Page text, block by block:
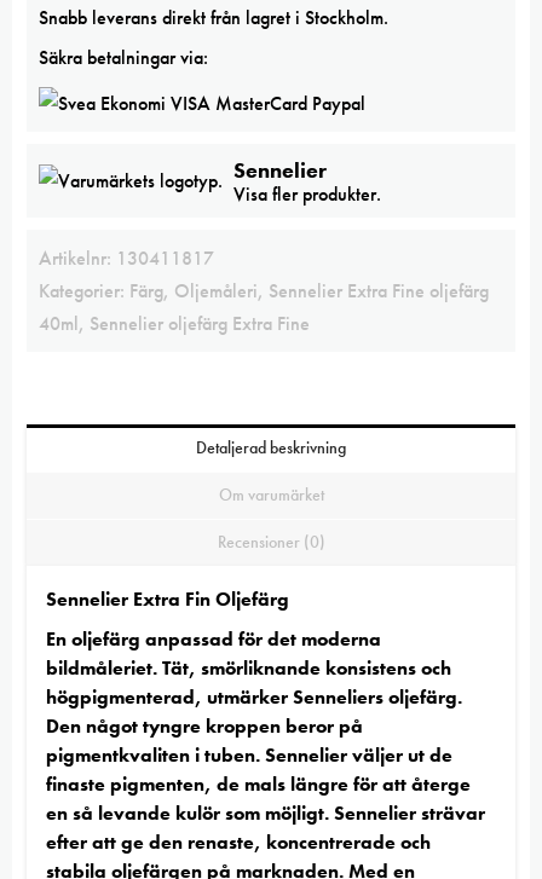
warm
mängd
Snabb leverans direkt från lagret i Stockholm.
Säkra betalningar via:
Sennelier
Visa fler produkter.
Artikelnr: 130411817
Kategorier: Färg, Oljemåleri, Sennelier Extra Fine oljefärg
40ml, Sennelier oljefärg Extra Fine
Detaljerad beskrivning
Om varumärket
Recensioner (0)
Sennelier Extra Fin Oljefärg
En oljefärg anpassad för det moderna
bildmåleriet. Tät, smörliknande konsistens och
högpigmenterad, utmärker Senneliers oljefärg.
Den något tyngre kroppen beror på
pigmentkvaliten i tuben. Sennelier väljer ut de
finaste pigmenten, de mals längre för att återge
en så levande kulör som möjligt. Sennelier strävar
efter att ge den renaste, koncentrerade och
stabila oljefärgen på marknaden. Med en